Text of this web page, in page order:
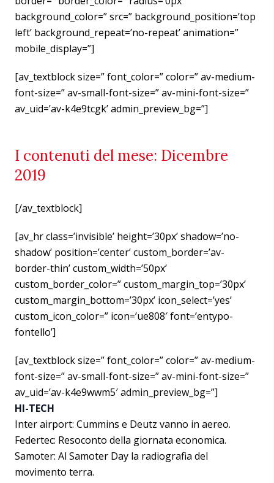
background_color=” src=” background_position=’top
left’ background_repeat=’no-repeat’ animation=”
mobile_display=”]
[av_textblock size=” font_color=” color=” av-medium-
font-size=” av-small-font-size=” av-mini-font-size=”
av_uid=’av-k4e9tcgk’ admin_preview_bg=”]
I contenuti del mese: Dicembre
2019
[/av_textblock]
[av_hr class=’invisible’ height=’30px’ shadow=’no-
shadow’ position=’center’ custom_border=’av-
border-thin’ custom_width=’50px’
custom_border_color=” custom_margin_top=’30px’
custom_margin_bottom=’30px’ icon_select=’yes’
custom_icon_color=” icon=’ue808′ font=’entypo-
fontello’]
[av_textblock size=” font_color=” color=” av-medium-
font-size=” av-small-font-size=” av-mini-font-size=”
av_uid=’av-k4e9wwm5′ admin_preview_bg=”]
HI-TECH
Inter airport: Cummins e Deutz vanno in aereo.
Federtec: Resoconto della giornata economica.
Samoter: Al Samoter Day la radiografia del
movimento terra.